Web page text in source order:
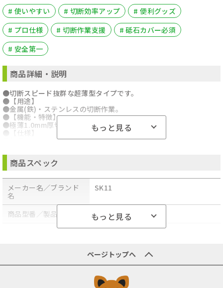
# 使いやすい
# 切断効率アップ
# 便利グッズ
# プロ仕様
# 切断作業支援
# 砥石カバー必須
# 安全第一
商品詳細・説明
●切断スピード抜群な超薄型タイプです。
●【用途】
●金属(鉄)・ステンレスの切断作業。
●【機能・特徴】
●極薄1.0mm厚切断スピード抜群です。
●【仕様】
●外径:105mm。
●孔径:15mm。
●最高使用周速度:80m/s。
●と材粒硬度:A60P。
●30枚入。
●商品コード:4977292307666
●JANコード:4977292307666
●ブランド名:SK11
●商品名:切断砥石 黒砥 30枚
●規格:105X1.0X15MM
●【注意事項ほか】
●適正フランジを使用してください。砥石側面使用はおやめ下さ
●沖縄・離島への配送料金は別途見積もり（配送不可の場合も有）
となりますのでご了承ください。
もっと見る
商品スペック
メーカー名／ブランド
名
SK11
商品型番／製品番号
SK11
電動工具・電動ドライバー
もっと見る
ページトップへ